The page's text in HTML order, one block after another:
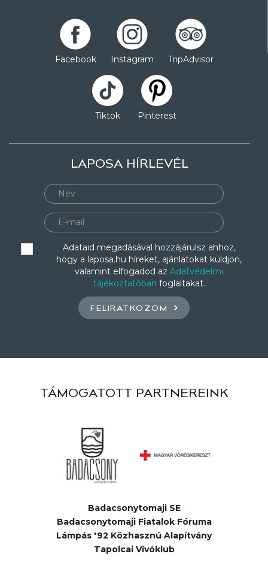
Facebook Instagram TripAdvisor
Tiktok Pinterest
LAPOSA HÍRLEVÉL
Adataid megadásával hozzájárulsz ahhoz,
hogy a laposa.hu híreket, ajánlatokat küldjön,
valamint elfogadod az Adatvédelmi
tájékoztatóban foglaltakat.
FELIRATKOZOM
TÁMOGATOTT PARTNEREINK
Badacsonytomaji SE
Badacsonytomaji Fiatalok Fóruma
Lámpás '92 Közhasznú Alapítvány
Tapolcai Vívóklub